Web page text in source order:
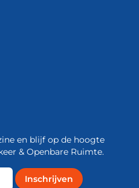
en blijf op de hoogte
& Openbare Ruimte.